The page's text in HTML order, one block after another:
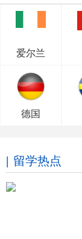
爱尔兰
德国
留学热点